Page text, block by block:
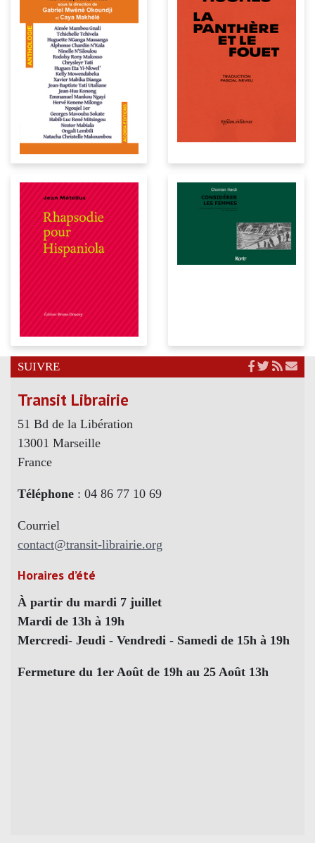
SUIVRE
Transit Librairie
51 Bd de la Libération
13001 Marseille
France
Téléphone : 04 86 77 10 69
Courriel
contact@transit-librairie.org
Horaires d’été
À partir du mardi 7 juillet
Mardi de 13h à 19h
Mercredi- Jeudi - Vendredi - Samedi de 15h à 19h
Fermeture du 1er Août de 19h au 25 Août 13h